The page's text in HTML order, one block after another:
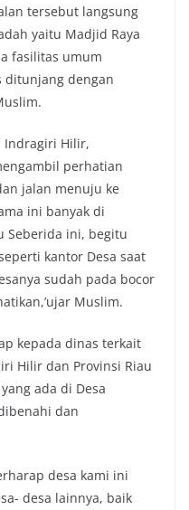
tersebut langsung
yaitu Madjid Raya
fasilitas umum
dengan
Indragiri Hilir,
perhatian
jalan menuju ke
ini banyak di
Seberida ini, begitu
kantor Desa saat
sudah pada bocor
Muslim.
kepada dinas terkait
Hilir dan Provinsi Riau
ada di Desa
dan
desa kami ini
desa lainnya, baik